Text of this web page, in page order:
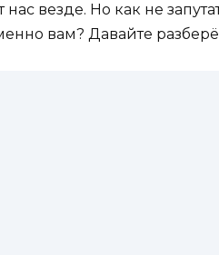
везде. Но как не
вам? Давайте